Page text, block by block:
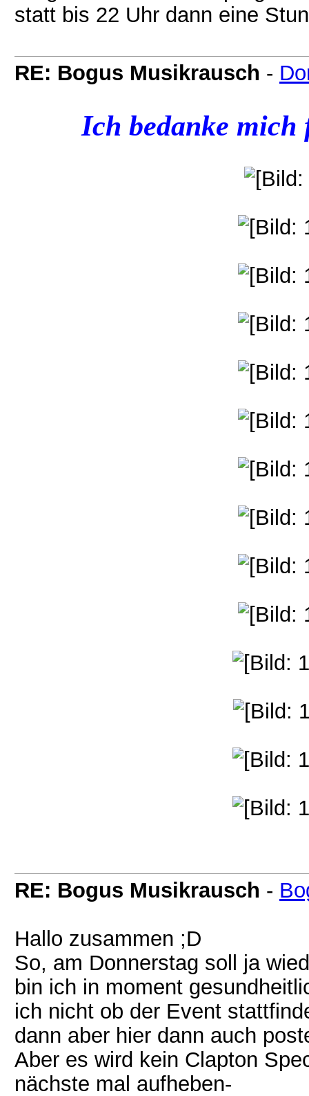
statt bis 22 Uhr dann eine
RE: Bogus Musikrausch -
Ich bedanke
RE: Bogus Musikrausch -
Hallo zusammen ;D
So, am Donnerstag soll ja
bin ich in moment
ich nicht ob der Event
dann aber hier dann auch
Aber es wird kein Clapton
nächste mal aufheben-